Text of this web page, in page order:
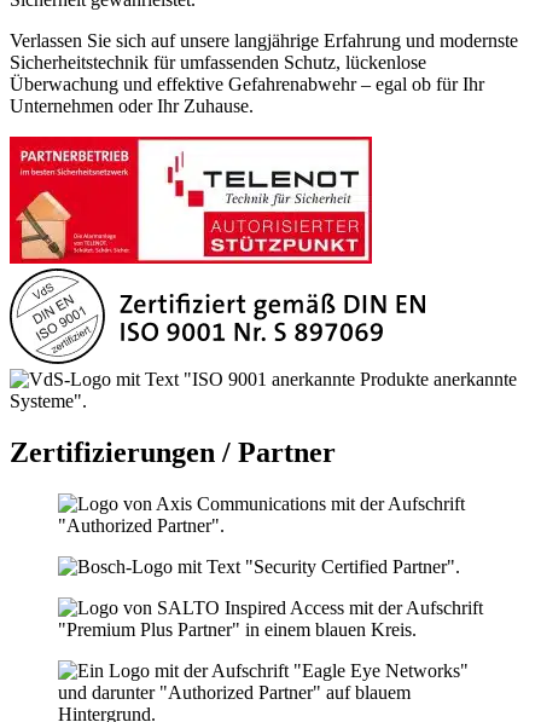
Verlassen Sie sich auf unsere langjährige Erfahrung und modernste
Sicherheitstechnik für umfassenden Schutz, lückenlose
Überwachung und effektive Gefahrenabwehr – egal ob für Ihr
Unternehmen oder Ihr Zuhause.
Zertifizierungen / Partner